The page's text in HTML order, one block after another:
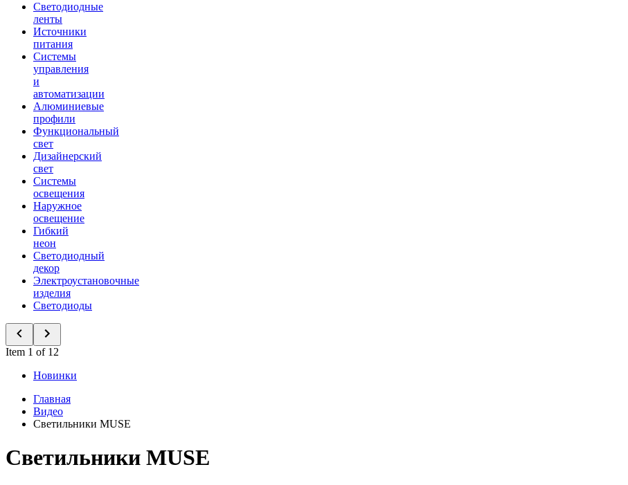
Светодиодные
ленты
Источники
питания
Системы
управления
и
автоматизации
Алюминиевые
профили
Функциональный
свет
Дизайнерский
свет
Системы
освещения
Наружное
освещение
Гибкий
неон
Светодиодный
декор
Электроустановочные
изделия
Светодиоды
Item 1 of 12
Новинки
Главная
Видео
Светильники MUSE
Светильники MUSE